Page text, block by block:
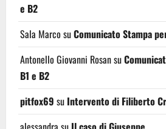
e B2
Sala Marco suComunicato Stampa
Antonello Giovanni Rosansu
B1 e B2
pitfox69 su Intervento di Filiberto